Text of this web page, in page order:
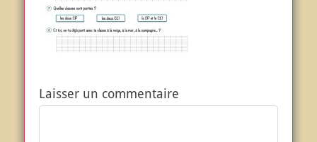
Laisser un commentaire